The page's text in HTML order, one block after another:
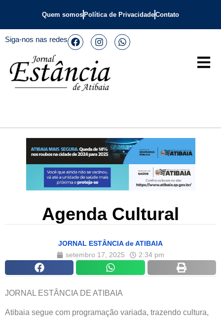
Quem somos Política de PrivacidadeContato
Siga-nos nas redes
Agenda Cultural
JORNAL ESTÂNCIA de ATIBAIA
setembro 17, 2025
2:34 pm
JORNAL ESTÂNCIA DE ATIBAIA
Atibaia segue com programação variada, trazendo cultura,